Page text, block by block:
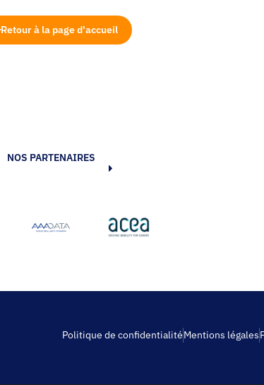
Retour à la page d'accueil
NOS PARTENAIRES
Politique de confidentialitéMentions légales